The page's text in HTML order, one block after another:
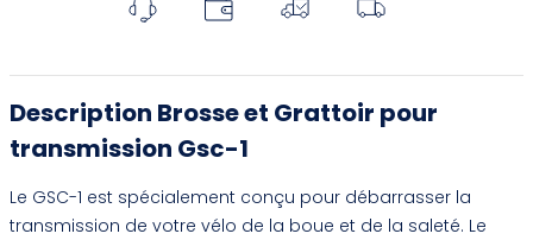
Description Brosse et Grattoir pour
transmission Gsc-1
Le GSC-1 est spécialement conçu pour débarrasser la
transmission de votre vélo de la boue et de la saleté. Le